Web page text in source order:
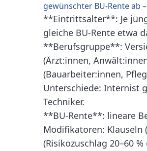
gewünschter BU-Rente ab
**Eintrittsalter**: Je
gleiche BU-Rente etwa
**Berufsgruppe**:
(Ärzt:innen,
(Bauarbeiter:innen,
Unterschiede: Internist
Techniker.
**BU-Rente**: lineare
Modifikatoren: Klauseln
(Risikozuschlag 20–60